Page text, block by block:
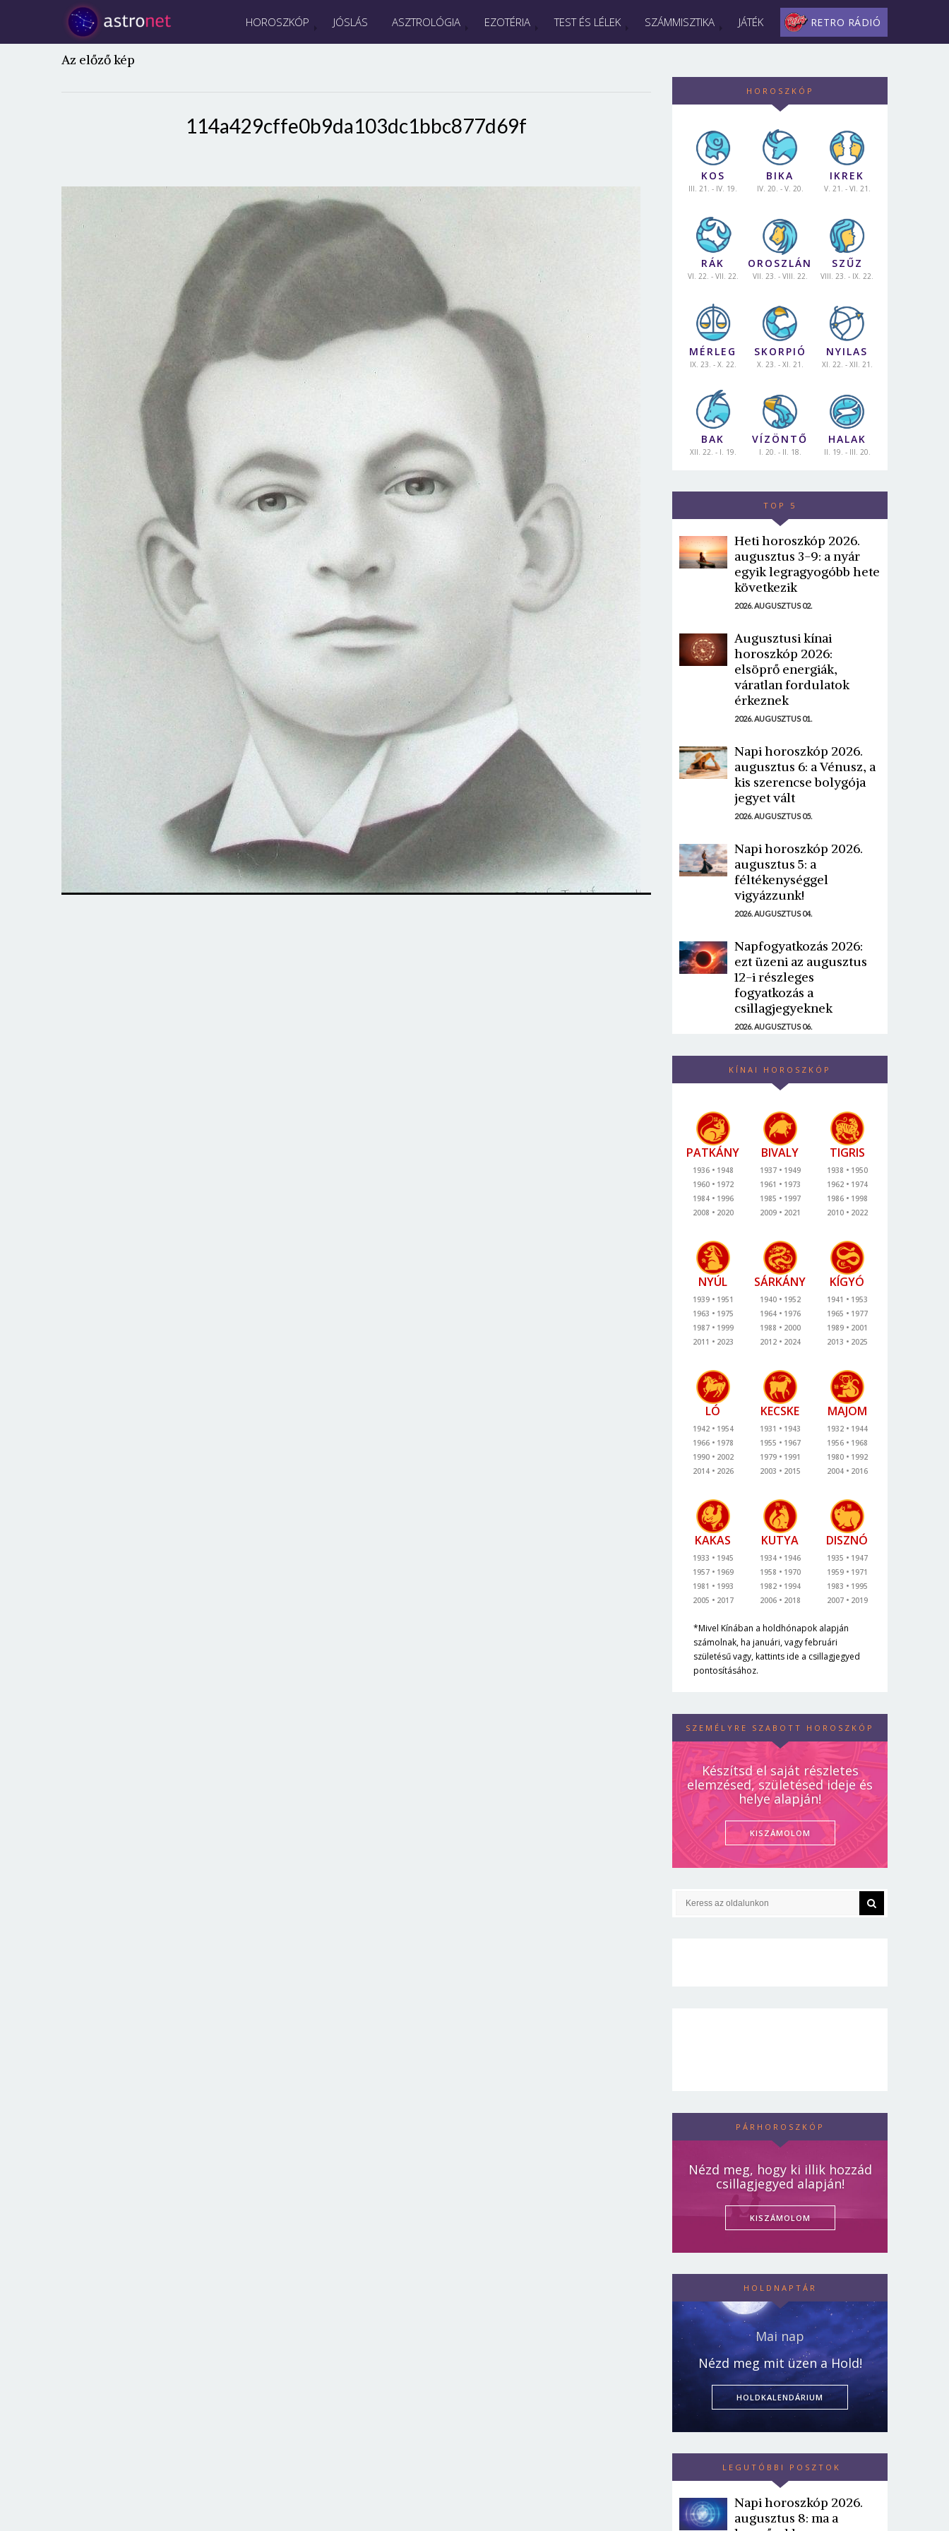
HOROSZKÓP JÓSLÁS ASZTROLÓGIA EZOTÉRIA TEST ÉS LÉLEK SZÁMMISZTIKA JÁTÉK RETRO RÁDIÓ
Az előző kép
114a429cffe0b9da103dc1bbc877d69f
HOROSZKÓP
KOS
III. 21. - IV. 19.
BIKA
IV. 20. - V. 20.
IKREK
V. 21. - VI. 21.
RÁK
VI. 22. - VII. 22.
OROSZLÁN
VII. 23. - VIII. 22.
SZŰZ
VIII. 23. - IX. 22.
MÉRLEG
IX. 23. - X. 22.
SKORPIÓ
X. 23. - XI. 21.
NYILAS
XI. 22. - XII. 21.
BAK
XII. 22. - I. 19.
VÍZÖNTŐ
I. 20. - II. 18.
HALAK
II. 19. - III. 20.
TOP 5
Heti horoszkóp 2026.
augusztus 3-9: a nyár
egyik legragyogóbb hete
következik
2026. AUGUSZTUS 02.
Augusztusi kínai
horoszkóp 2026:
elsöprő energiák,
váratlan fordulatok
érkeznek
2026. AUGUSZTUS 01.
Napi horoszkóp 2026.
augusztus 6: a Vénusz, a
kis szerencse bolygója
jegyet vált
2026. AUGUSZTUS 05.
Napi horoszkóp 2026.
augusztus 5: a
féltékenységgel
vigyázzunk!
2026. AUGUSZTUS 04.
Napfogyatkozás 2026:
ezt üzeni az augusztus
12-i részleges
fogyatkozás a
csillagjegyeknek
2026. AUGUSZTUS 06.
KÍNAI HOROSZKÓP
PATKÁNY
1936
1948
1960
1972
1984
1996
2008
2020
BIVALY
1937
1949
1961
1973
1985
1997
2009
2021
TIGRIS
1938
1950
1962
1974
1986
1998
2010
2022
NYÚL
1939
1951
1963
1975
1987
1999
2011
2023
SÁRKÁNY
1940
1952
1964
1976
1988
2000
2012
2024
KÍGYÓ
1941
1953
1965
1977
1989
2001
2013
2025
LÓ
1942
1954
1966
1978
1990
2002
2014
2026
KECSKE
1931
1943
1955
1967
1979
1991
2003
2015
MAJOM
1932
1944
1956
1968
1980
1992
2004
2016
KAKAS
1933
1945
1957
1969
1981
1993
2005
2017
KUTYA
1934
1946
1958
1970
1982
1994
2006
2018
DISZNÓ
1935
1947
1959
1971
1983
1995
2007
2019
*Mivel Kínában a holdhónapok alapján
számolnak, ha januári, vagy februári
születésű vagy, kattints ide a csillagjegyed
pontosításához.
SZEMÉLYRE SZABOTT HOROSZKÓP
Készítsd el saját részletes
elemzésed, születésed ideje és
helye alapján!
KISZÁMOLOM
PÁRHOROSZKÓP
Nézd meg, hogy ki illik hozzád
csillagjegyed alapján!
KISZÁMOLOM
HOLDNAPTÁR
Mai nap
Nézd meg mit üzen a Hold!
HOLDKALENDÁRIUM
LEGUTÓBBI POSZTOK
Napi horoszkóp 2026.
augusztus 8: ma a